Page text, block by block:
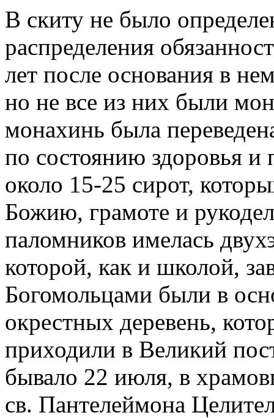
В скиту не было
распределения
лет после основания в
но не все из них были
монахинь была
по состоянию здоровья и
около 15-25 сирот,
Божию, грамоте и
паломников имелась
которой, как и школой,
Богомольцами были в
окрестных деревень,
приходили в Великий
бывало 22 июля, в
св. Пантелеймона